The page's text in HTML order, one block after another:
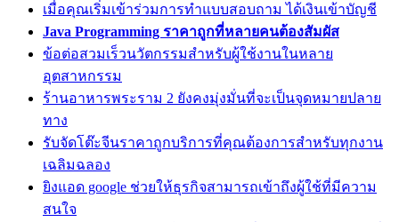
เมื่อคุณเริ่มเข้าร่วมการทำแบบสอบถาม ได้เงินเข้าบัญชี
Java Programming ราคาถูกที่หลายคนต้องสัมผัส
ข้อต่อสวมเร็วนวัตกรรมสำหรับผู้ใช้งานในหลาย
อุตสาหกรรม
ร้านอาหารพระราม 2 ยังคงมุ่งมั่นที่จะเป็นจุดหมายปลาย
ทาง
รับจัดโต๊ะจีนราคาถูกบริการที่คุณต้องการสำหรับทุกงาน
เฉลิมฉลอง
ยิงแอด google ช่วยให้ธุรกิจสามารถเข้าถึงผู้ใช้ที่มีความ
สนใจ